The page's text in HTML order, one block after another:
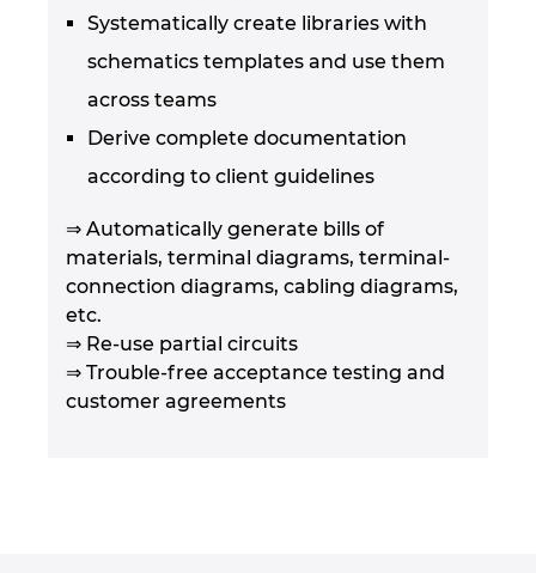
Systematically create libraries with
schematics templates and use them
across teams
Derive complete documentation
according to client guidelines
⇒ Automatically generate bills of
materials, terminal diagrams, terminal-
connection diagrams, cabling diagrams,
etc.
⇒ Re-use partial circuits
⇒ Trouble-free acceptance testing and
customer agreements